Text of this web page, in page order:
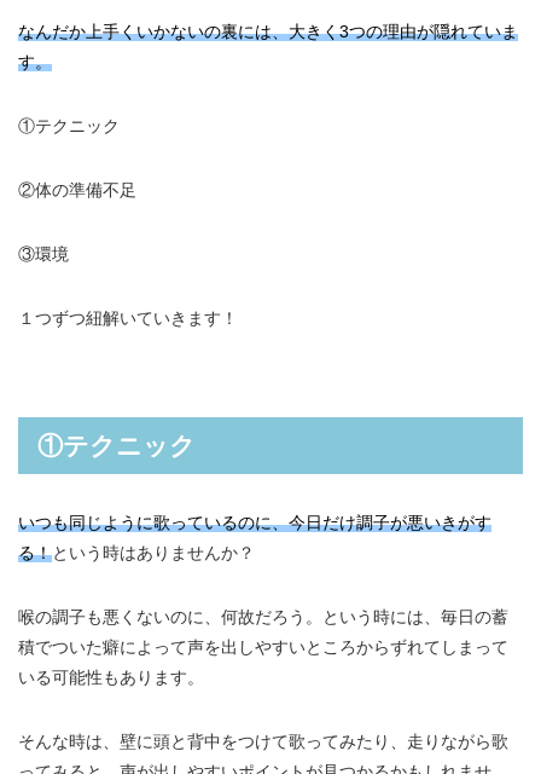
なんだか上手くいかないの裏には、大きく3つの理由が隠れていま
す。
①テクニック
②体の準備不足
③環境
１つずつ紐解いていきます！
①テクニック
いつも同じように歌っているのに、今日だけ調子が悪いきがす
る！という時はありませんか？
喉の調子も悪くないのに、何故だろう。という時には、毎日の蓄
積でついた癖によって声を出しやすいところからずれてしまって
いる可能性もあります。
そんな時は、壁に頭と背中をつけて歌ってみたり、走りながら歌